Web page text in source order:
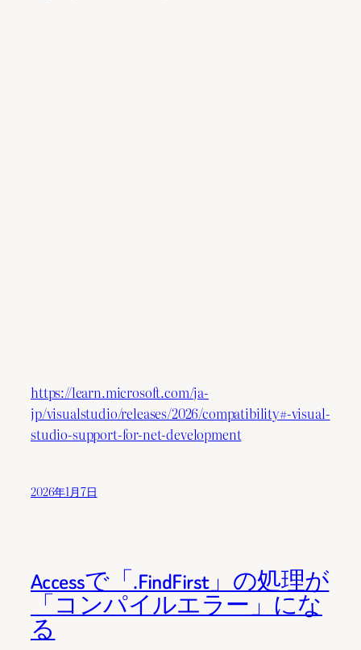
https://learn.microsoft.com/ja-
jp/visualstudio/releases/2026/compatibility#-visual-
studio-support-for-net-development
2026年1月7日
Accessで「.FindFirst」の処理が
「コンパイルエラー」にな
る